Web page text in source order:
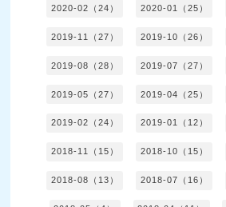
2020-02（24） 2020-01（25）
2019-11（27） 2019-10（26）
2019-08（28） 2019-07（27）
2019-05（27） 2019-04（25）
2019-02（24） 2019-01（12）
2018-11（15） 2018-10（15）
2018-08（13） 2018-07（16）